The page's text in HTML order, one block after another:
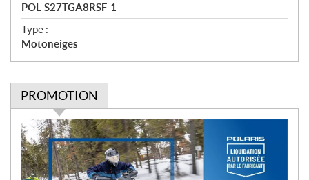
POL-S27TGA8RSF-1
Type :
Motoneiges
PROMOTION
P
r
o
m